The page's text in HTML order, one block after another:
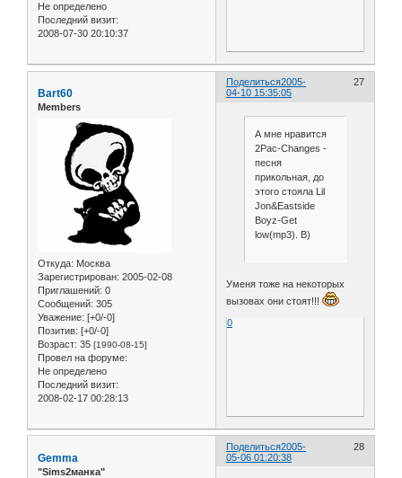
Не определено
Последний визит:
2008-07-30 20:10:37
Поделиться 27
2005-
04-10 15:35:05
Bart60
Members
Откуда: Москва
Зарегистрирован: 2005-02-08
Приглашений: 0
Сообщений: 305
Уважение: [+0/-0]
Позитив: [+0/-0]
Возраст: 35 [1990-08-15]
Провел на форуме:
Не определено
Последний визит:
2008-02-17 00:28:13
А мне нравится
2Pac-Changes -
песня
прикольная, до
этого стояла Lil
Jon&Eastside
Boyz-Get
low(mp3). B)
Уменя тоже на некоторых
вызовах они стоят!!!
0
Поделиться 28
2005-
05-06 01:20:38
Gemma
"Sims2манка"